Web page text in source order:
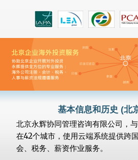
基本信息和历史 (北
北京永辉协同管理咨询有限公司，
在42个城市，使用云端系统提供跨
会、税务、薪资作业服务。